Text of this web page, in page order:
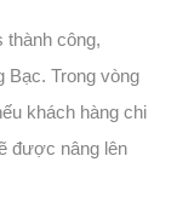
thành công,
Bạc. Trong vòng
khách hàng chi
được nâng lên